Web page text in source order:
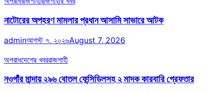
নাটোরের অপহরণ মামলার প্রধান আসামি সাভারে আটক
adminআগস্ট ৭, ২০২৬August 7, 2026
অপরাধদেশের খবররাজশাহী
নওগাঁর মান্দায় ২৯৬ বোতল ফেন্সিডিলসহ ২ মাদক কারবারি গ্রেফতার